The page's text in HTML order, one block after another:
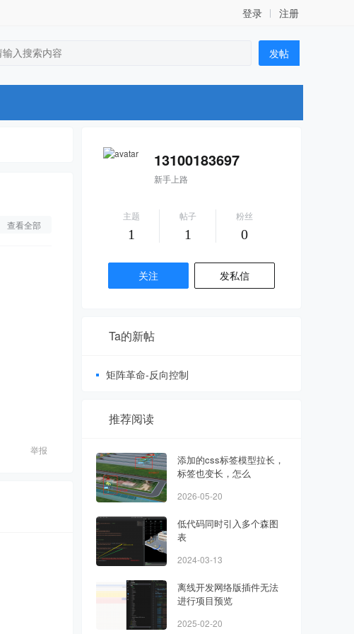
登录 注册
发帖
查看全部
举报
13100183697
新手上路
主题
1
帖子
1
粉丝
0
关注 发私信
Ta的新帖
矩阵革命-反向控制
推荐阅读
添加的css标签模型拉长，
标签也变长，怎么
2026-05-20
低代码同时引入多个森图
表
2024-03-13
离线开发网络版插件无法
进行项目预览
2025-02-20